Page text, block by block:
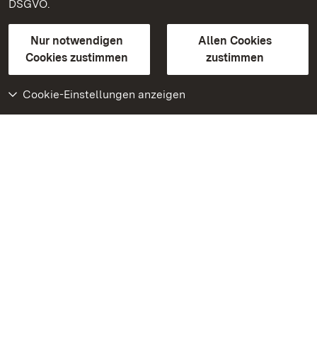
DSGVO.
Nur notwendigen
Cookies zustimmen
Allen Cookies
zustimmen
Cookie-Einstellungen anzeigen
Kontakt
GebärdenspracheLeichte Sprache
Erklärung zur Barrierefreiheit
BITV-konform (geprüfte Seiten)
Weiteres